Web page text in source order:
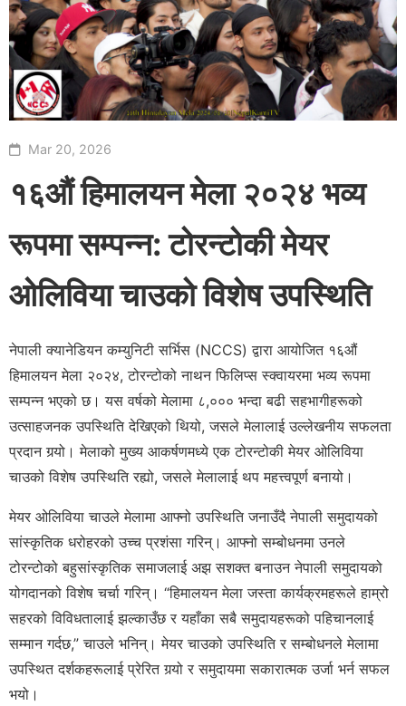
Mar 20, 2026
१६औं हिमालयन मेला २०२४ भव्य
रूपमा सम्पन्न: टोरन्टोकी मेयर
ओलिविया चाउको विशेष उपस्थिति
नेपाली क्यानेडियन कम्युनिटी सर्भिस (NCCS) द्वारा आयोजित १६औं
हिमालयन मेला २०२४, टोरन्टोको नाथन फिलिप्स स्क्वायरमा भव्य रूपमा
सम्पन्न भएको छ। यस वर्षको मेलामा ८,००० भन्दा बढी सहभागीहरूको
उत्साहजनक उपस्थिति देखिएको थियो, जसले मेलालाई उल्लेखनीय सफलता
प्रदान गर्‍यो। मेलाको मुख्य आकर्षणमध्ये एक टोरन्टोकी मेयर ओलिविया
चाउको विशेष उपस्थिति रह्यो, जसले मेलालाई थप महत्त्वपूर्ण बनायो।
मेयर ओलिविया चाउले मेलामा आफ्नो उपस्थिति जनाउँदै नेपाली समुदायको
सांस्कृतिक धरोहरको उच्च प्रशंसा गरिन्। आफ्नो सम्बोधनमा उनले
टोरन्टोको बहुसांस्कृतिक समाजलाई अझ सशक्त बनाउन नेपाली समुदायको
योगदानको विशेष चर्चा गरिन्। “हिमालयन मेला जस्ता कार्यक्रमहरूले हाम्रो
सहरको विविधतालाई झल्काउँछ र यहाँका सबै समुदायहरूको पहिचानलाई
सम्मान गर्दछ,” चाउले भनिन्। मेयर चाउको उपस्थिति र सम्बोधनले मेलामा
उपस्थित दर्शकहरूलाई प्रेरित गर्‍यो र समुदायमा सकारात्मक उर्जा भर्न सफल
भयो।